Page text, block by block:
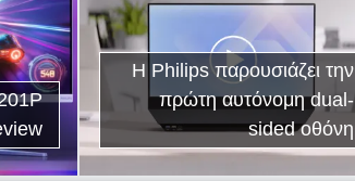
Η Philips παρουσιάζει την
πρώτη αυτόνομη dual-
sided οθόνη